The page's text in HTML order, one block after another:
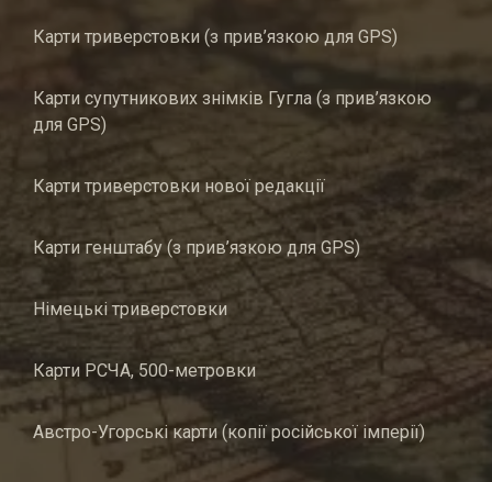
Карти триверстовки (з прив’язкою для GPS)
Карти супутникових знімків Гугла (з прив’язкою
для GPS)
Карти триверстовки нової редакції
Карти генштабу (з прив’язкою для GPS)
Німецькі триверстовки
Карти РСЧА, 500-метровки
Австро-Угорські карти (копії російської імперії)